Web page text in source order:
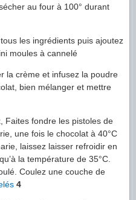
au four à 100° durant
les ingrédients puis ajoutez
moules à cannelé
la crème et infusez la poudre
bien mélanger et mettre
, Faites fondre les pistoles de
une fois le chocolat à 40°C
laissez laisser refroidir en
la température de 35°C.
Coulez une couche de
4